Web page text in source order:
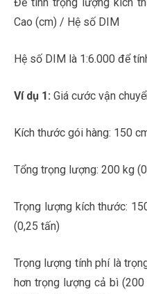
Cao (cm) / Hệ số DIM
Hệ số DIM là 1:6.000 để
Ví dụ 1: Giá cước vận
Kích thước gói hàng: 150
Tổng trọng lượng: 200 kg
Trọng lượng kích thước:
(0,25 tấn)
Trọng lượng tính phí là
hơn trọng lượng cả bì